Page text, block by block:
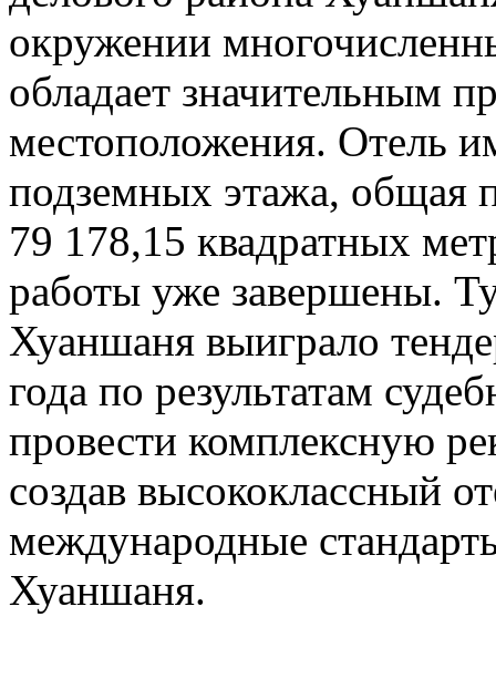
окружении
обладает значительным
местоположения. Отель
подземных этажа, общая
79 178,15 квадратных
работы уже завершены.
Хуаншаня выиграло
года по результатам
провести комплексную
создав высококлассный
международные
Хуаншаня.